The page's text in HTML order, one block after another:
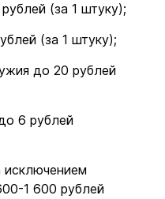
(за 1 штуку);
(за 1 штуку);
до 20 рублей
6 рублей
исключением
1 600 рублей